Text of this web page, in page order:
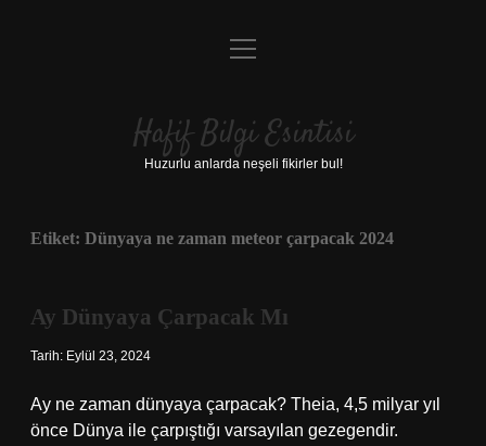
Anasayfa
Yasal Uyarı
menüyü
Hafif Bilgi Esintisi
Huzurlu anlarda neşeli fikirler bul!
Etiket: Dünyaya ne zaman meteor çarpacak 2024
Ay Dünyaya Çarpacak Mı
Tarih: Eylül 23, 2024
Ay ne zaman dünyaya çarpacak? Theia, 4,5 milyar yıl
önce Dünya ile çarpıştığı varsayılan gezegendir.